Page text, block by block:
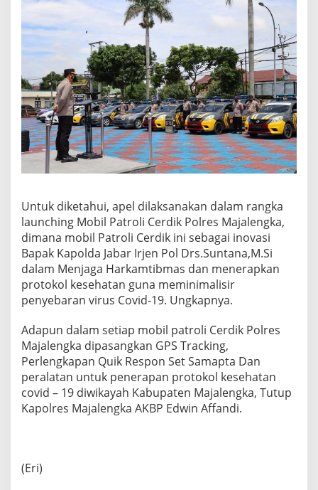
Untuk diketahui, apel dilaksanakan dalam rangka
launching Mobil Patroli Cerdik Polres Majalengka,
dimana mobil Patroli Cerdik ini sebagai inovasi
Bapak Kapolda Jabar Irjen Pol Drs.Suntana,M.Si
dalam Menjaga Harkamtibmas dan menerapkan
protokol kesehatan guna meminimalisir
penyebaran virus Covid-19. Ungkapnya.
Adapun dalam setiap mobil patroli Cerdik Polres
Majalengka dipasangkan GPS Tracking,
Perlengkapan Quik Respon Set Samapta Dan
peralatan untuk penerapan protokol kesehatan
covid – 19 diwikayah Kabupaten Majalengka, Tutup
Kapolres Majalengka AKBP Edwin Affandi.
(Eri)